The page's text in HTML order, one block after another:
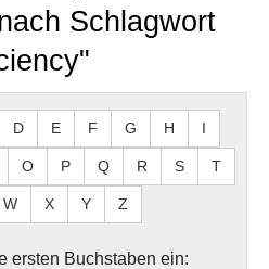
Schlagwort
D E F G H I
O P Q R S T
W X Y Z
ersten Buchstaben ein: